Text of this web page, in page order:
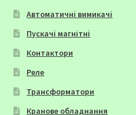
Автоматичні вимикачі
Пускачі магнітні
Контактори
Реле
Трансформатори
Кранове обладнання